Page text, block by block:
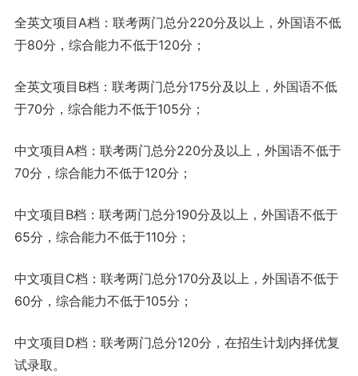
全英文项目A档：联考两门总分220分及以上，外国语不低
于80分，综合能力不低于120分；
全英文项目B档：联考两门总分175分及以上，外国语不低
于70分，综合能力不低于105分；
中文项目A档：联考两门总分220分及以上，外国语不低于
70分，综合能力不低于120分；
中文项目B档：联考两门总分190分及以上，外国语不低于
65分，综合能力不低于110分；
中文项目C档：联考两门总分170分及以上，外国语不低于
60分，综合能力不低于105分；
中文项目D档：联考两门总分120分，在招生计划内择优复
试录取。